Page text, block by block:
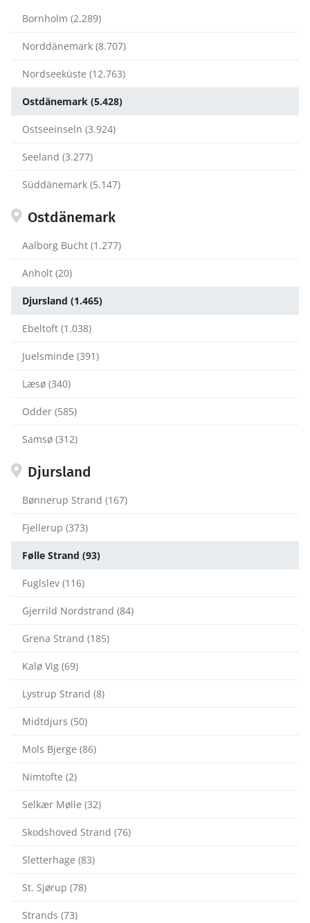
Bornholm (2.289)
Norddänemark (8.707)
Nordseeküste (12.763)
Ostdänemark (5.428)
Ostseeinseln (3.924)
Seeland (3.277)
Süddänemark (5.147)
Ostdänemark
Aalborg Bucht (1.277)
Anholt (20)
Djursland (1.465)
Ebeltoft (1.038)
Juelsminde (391)
Læsø (340)
Odder (585)
Samsø (312)
Djursland
Bønnerup Strand (167)
Fjellerup (373)
Følle Strand (93)
Fuglslev (116)
Gjerrild Nordstrand (84)
Grena Strand (185)
Kalø Vig (69)
Lystrup Strand (8)
Midtdjurs (50)
Mols Bjerge (86)
Nimtofte (2)
Selkær Mølle (32)
Skodshoved Strand (76)
Sletterhage (83)
St. Sjørup (78)
Strands (73)